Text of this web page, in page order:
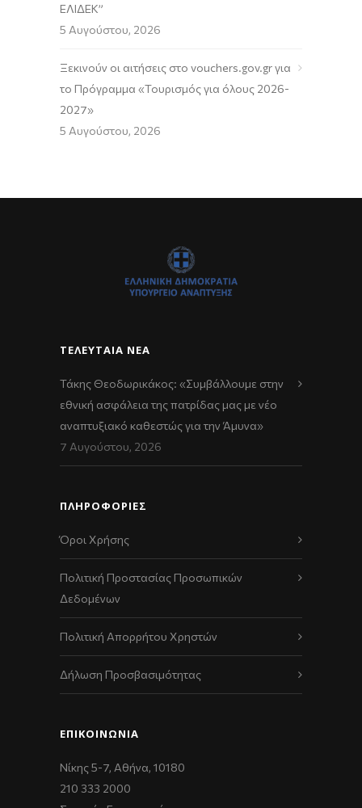
ΕΛΙΔΕΚ”
5 Αυγούστου, 2026
Ξεκινούν οι αιτήσεις στο vouchers.gov.gr για
το Πρόγραμμα «Τουρισμός για όλους 2026-
2027»
5 Αυγούστου, 2026
ΤΕΛΕΥΤΑΊΑ ΝΈΑ
Τάκης Θεοδωρικάκος: «Συμβάλλουμε στην
εθνική ασφάλεια της πατρίδας μας με νέο
αναπτυξιακό καθεστώς για την Άμυνα»
7 Αυγούστου, 2026
ΠΛΗΡΟΦΟΡΙΕΣ
Όροι Χρήσης
Πολιτική Προστασίας Προσωπικών
Δεδομένων
Πολιτική Απορρήτου Χρηστών
Δήλωση Προσβασιμότητας
ΕΠΙΚΟΙΝΩΝΊΑ
Νίκης 5-7, Αθήνα, 10180
210 333 2000